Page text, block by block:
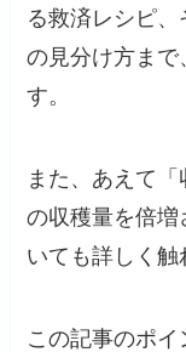
る救済レシピ
の見分け方まで
す。
また、あえて
の収穫量を倍
いても詳しく触
この記事のポイ